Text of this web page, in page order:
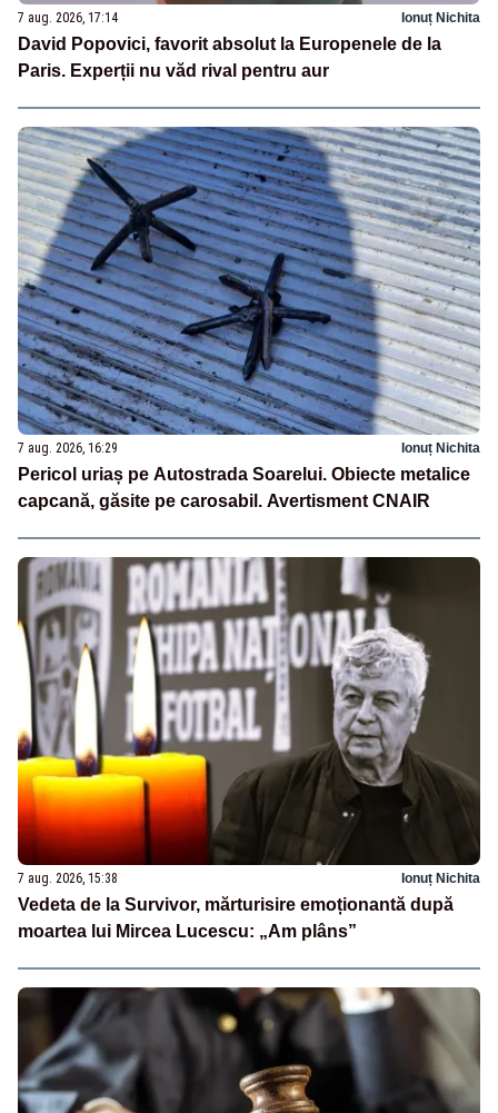
7 aug. 2026, 17:14 Ionuț Nichita
David Popovici, favorit absolut la Europenele de la
Paris. Experții nu văd rival pentru aur
7 aug. 2026, 16:29 Ionuț Nichita
Pericol uriaș pe Autostrada Soarelui. Obiecte metalice
capcană, găsite pe carosabil. Avertisment CNAIR
7 aug. 2026, 15:38 Ionuț Nichita
Vedeta de la Survivor, mărturisire emoționantă după
moartea lui Mircea Lucescu: „Am plâns”